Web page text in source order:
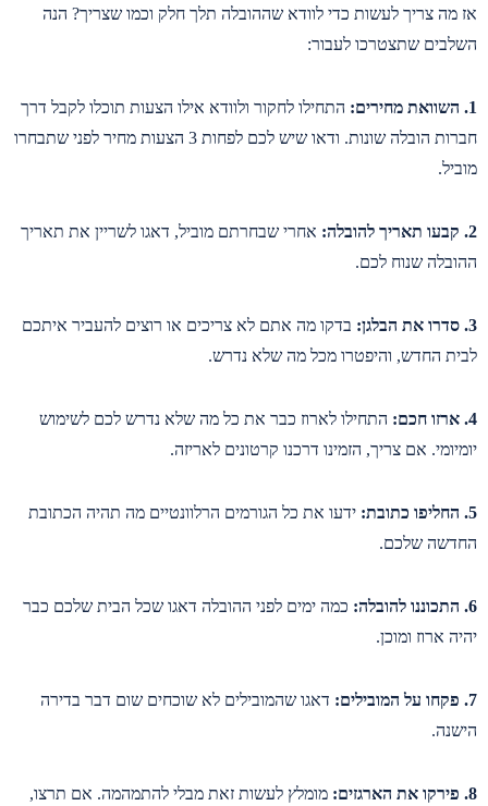
אז מה צריך לעשות כדי לוודא שההובלה תלך חלק וכמו שצריך? הנה
השלבים שתצטרכו לעבור:
1. השוואת מחירים:
התחילו לחקור ולוודא אילו הצעות תוכלו לקבל דרך
חברות הובלה שונות. ודאו שיש לכם לפחות 3 הצעות מחיר לפני שתבחרו
מוביל.
2. קבעו תאריך להובלה:
אחרי שבחרתם מוביל, דאגו לשריין את תאריך
ההובלה שנוח לכם.
3. סדרו את הבלגן:
בדקו מה אתם לא צריכים או רוצים להעביר איתכם
לבית החדש, והיפטרו מכל מה שלא נדרש.
4. ארזו חכם:
התחילו לארוז כבר את כל מה שלא נדרש לכם לשימוש
יומיומי. אם צריך, הזמינו דרכנו קרטונים לאריזה.
5. החליפו כתובת:
ידעו את כל הגורמים הרלוונטיים מה תהיה הכתובת
החדשה שלכם.
6. התכוננו להובלה:
כמה ימים לפני ההובלה דאגו שכל הבית שלכם כבר
יהיה ארוז ומוכן.
7. פקחו על המובילים:
דאגו שהמובילים לא שוכחים שום דבר בדירה
הישנה.
8. פירקו את הארגזים: מומלץ לעשות זאת מבלי להתמהמה. אם תרצו,